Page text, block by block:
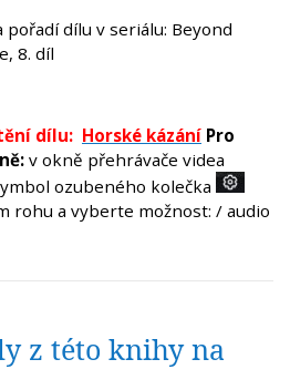
pořadí dílu v seriálu: Beyond
8. díl
dílu: Horské kázání Pro
v okně přehrávače videa
ozubeného kolečka
rohu a vyberte možnost: / audio
z této knihy na